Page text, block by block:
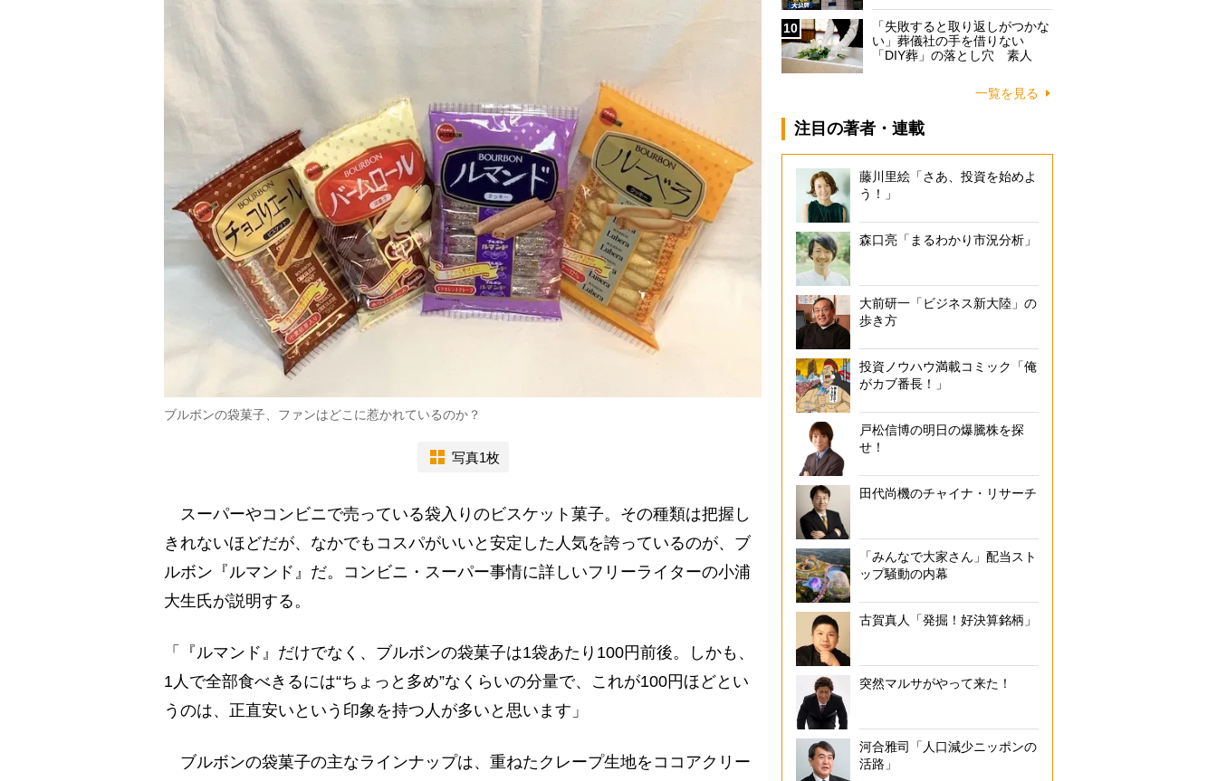
ブルボンの袋菓子、ファンはどこに惹かれているのか？
写真1枚
スーパーやコンビニで売っている袋入りのビスケット菓子。その種類は把握し
きれないほどだが、なかでもコスパがいいと安定した人気を誇っているのが、ブ
ルボン『ルマンド』だ。コンビニ・スーパー事情に詳しいフリーライターの小浦
大生氏が説明する。
「『ルマンド』だけでなく、ブルボンの袋菓子は1袋あたり100円前後。しかも、
1人で全部食べきるには“ちょっと多め”なくらいの分量で、これが100円ほどとい
うのは、正直安いという印象を持つ人が多いと思います」
ブルボンの袋菓子の主なラインナップは、重ねたクレープ生地をココアクリー
10
「失敗すると取り返しがつかな
い」葬儀社の手を借りない
「DIY葬」の落とし穴 素人
一覧を見る
注目の著者・連載
藤川里絵「さあ、投資を始めよ
う！」
森口亮「まるわかり市況分析」
大前研一「ビジネス新大陸」の
歩き方
投資ノウハウ満載コミック「俺
がカブ番長！」
戸松信博の明日の爆騰株を探
せ！
田代尚機のチャイナ・リサーチ
「みんなで大家さん」配当スト
ップ騒動の内幕
古賀真人「発掘！好決算銘柄」
突然マルサがやって来た！
河合雅司「人口減少ニッポンの
活路」